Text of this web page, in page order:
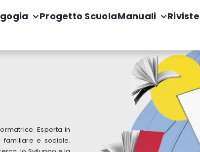
Progetto ScuolaManuali Riviste
Esperta in
familiare e sociale.